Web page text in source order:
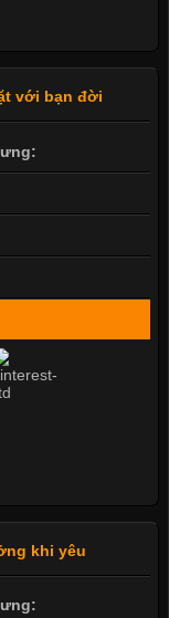
với bạn đời
khi yêu